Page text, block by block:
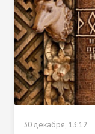
30 декабря, 13:12